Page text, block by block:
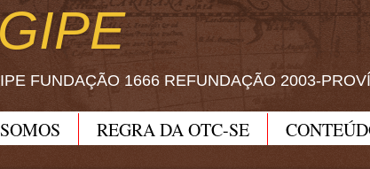
FUNDAÇÃO 1666 REFUNDAÇÃO 2003-
REGRA DA OTC-SE